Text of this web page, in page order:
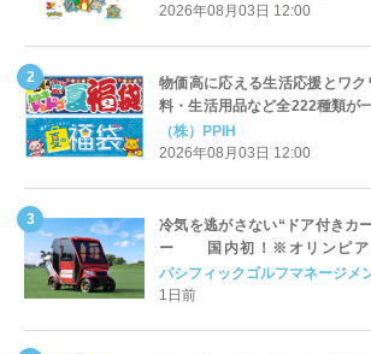
2026年08月03日 12:00
物価高に応える生活応援とワ
料・生活用品など全222種類が
「夏福袋」＆セール 8月6日(木)
（株）PPIH
2026年08月03日 12:00
冷気を逃がさない“ドア付きカ
ー 国内初！※オリンピア
Cart（エアコンカート）」導
パシフィックゴルフマネージメ
1日前